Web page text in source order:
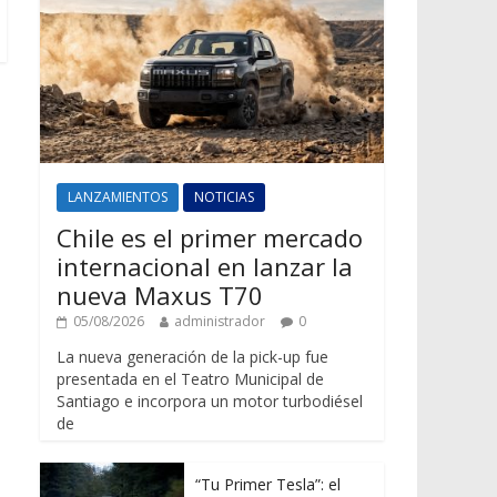
LANZAMIENTOS NOTICIAS
Chile es el primer mercado
internacional en lanzar la
nueva Maxus T70
05/08/2026 administrador 0
La nueva generación de la pick-up fue
presentada en el Teatro Municipal de
Santiago e incorpora un motor turbodiésel
de
“Tu Primer Tesla”: el